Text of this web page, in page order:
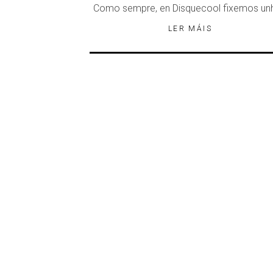
Como sempre, en Disquecool fixemos
LER MÁIS